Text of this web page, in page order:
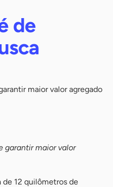
de
maior valor agregado
garantir maior valor
12 quilômetros de